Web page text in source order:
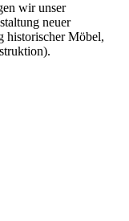
wir unser
neuer
historischer Möbel,